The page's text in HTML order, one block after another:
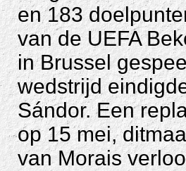
en 183
van de UEFA
in Brussel
wedstrijd
Sándor. Een
op 15 mei,
van Morais